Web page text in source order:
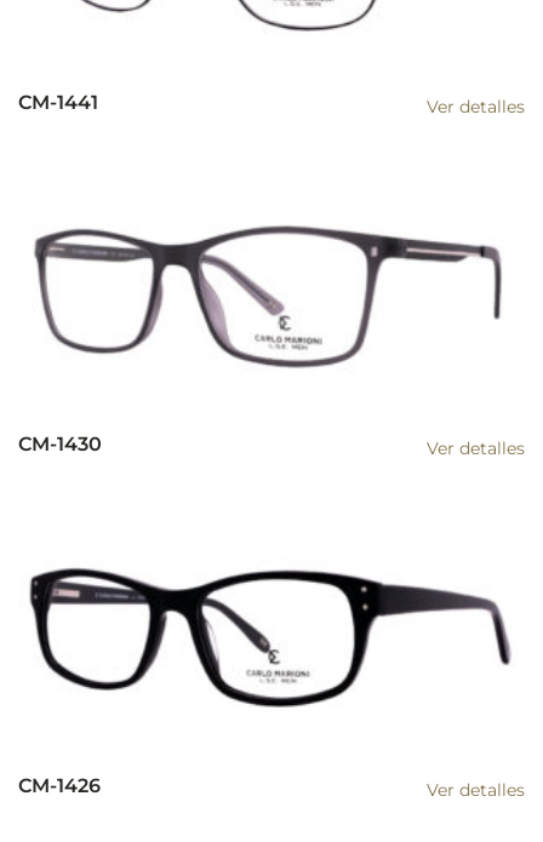
CM-1441 Ver detalles
CM-1430 Ver detalles
CM-1426 Ver detalles